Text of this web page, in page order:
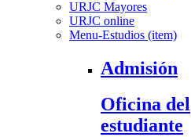
URJC Mayores
URJC online
Menu-Estudios (item)
Admisión
Oficina del
estudiante